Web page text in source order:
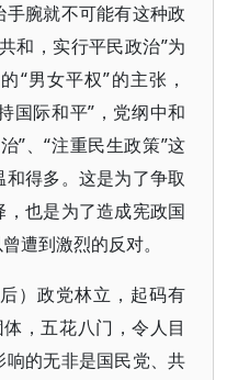
腕就不可能有这种政
和，实行平民政治”为
“男女平权”的主张，
国际和平”，党纲中和
”、“注重民生政策”这
得多。这是为了争取
也是为了造成宪政国
遭到激烈的反对。
）政党林立，起码有
，五花八门，令人目
的无非是国民党、共